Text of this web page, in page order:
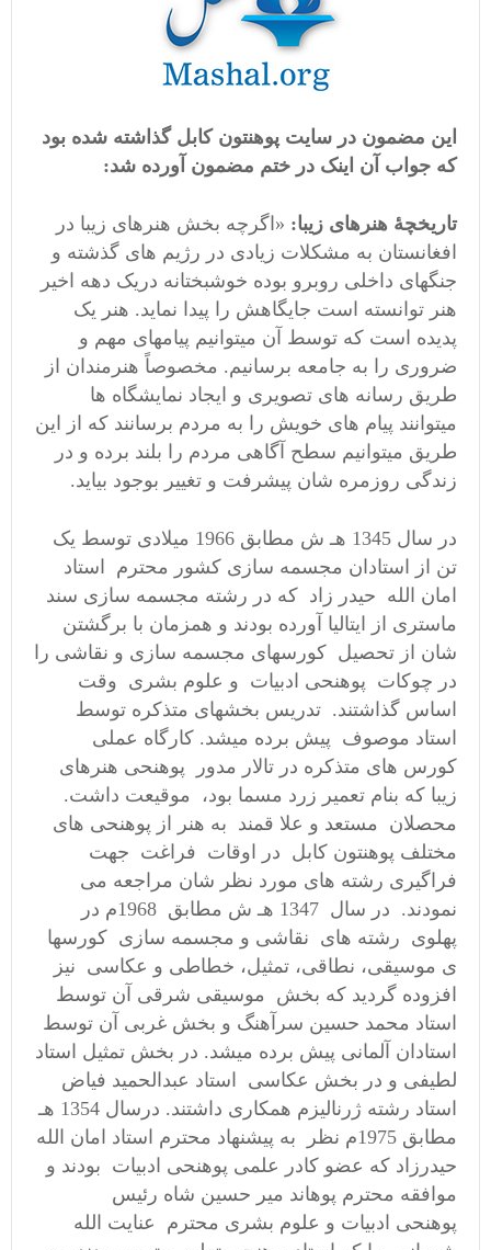
این مضمون در سایت پوهنتون کابل گذاشته شده بود
که جواب آن اینک در ختم مضمون آورده شد:
تاریخچۀ هنرهای زیبا: «اگرچه بخش هنرهای زیبا در
افغانستان به مشکلات زیادی در رژیم های گذشته و
جنگهای داخلی روبرو بوده خوشبختانه دریک دهه اخیر
هنر توانسته است جایگاهش را پیدا نماید. هنر یک
پدیده است که توسط آن میتوانیم پیامهای مهم و
ضروری را به جامعه برسانیم. مخصوصاً هنرمندان از
طریق رسانه های تصویری و ایجاد نمایشگاه ها
میتوانند پیام های خویش را به مردم برسانند که از این
طریق میتوانیم سطح آگاهی مردم را بلند برده و در
زندگی روزمره شان پیشرفت و تغییر بوجود بیاید.
در سال 1345 هـ ش مطابق 1966 میلادی توسط يک
تن از استادان مجسمه سازی کشور محترم استاد
امان الله حيدر زاد که در رشته مجسمه سازی سند
ماستری از ایتالیا آورده بودند و همزمان با برگشتن
شان از تحصيل کورسهای مجسمه سازی و نقاشی را
در چوکات پوهنحی ادبيات و علوم بشری وقت
اساس گذاشتند. تدريس بخشهای متذکره توسط
استاد موصوف پيش برده ميشد. کارگاه عملی
کورس های متذکره در تالار مدور پوهنحی هنرهای
زيبا که بنام تعمير زرد مسما بود، موقيعت داشت.
محصلان مستعد و علا قمند به هنر از پوهنحی های
مختلف پوهنتون کابل در اوقات فراغت جهت
فراگيری رشته های مورد نظر شان مراجعه می
نمودند. در سال 1347 هـ ش مطابق 1968م در
پهلوی رشته های نقاشی و مجسمه سازی کورسها
ی موسيقی، نطاقی، تمثيل، خطاطی و عکاسی نيز
افزوده گرديد که بخش موسيقی شرقی آن توسط
استاد محمد حسين سرآهنگ و بخش غربی آن توسط
استادان آلمانی پيش برده ميشد. در بخش تمثيل استاد
لطيفی و در بخش عکاسی استاد عبدالحميد فياض
استاد رشته ژرناليزم همکاری داشتند. درسال 1354 هـ
مطابق 1975م نظر به پيشنهاد محترم استاد امان الله
حيدرزاد که عضو کادر علمی پوهنحی ادبيات بودند و
موافقه محترم پوهاند مير حسين شاه رئيس
پوهنحی ادبيات و علوم بشری محترم عنايت الله